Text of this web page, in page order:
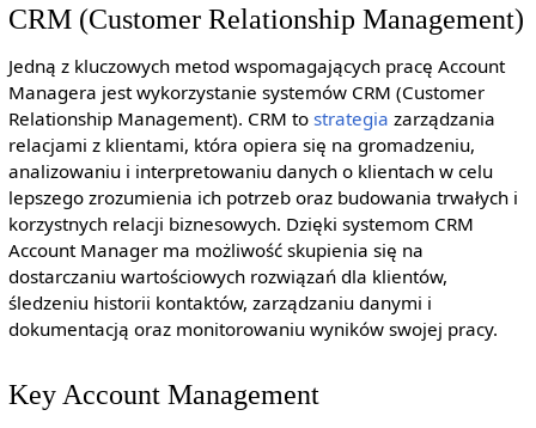
CRM (Customer Relationship Management)
Jedną z kluczowych metod wspomagających pracę Account
Managera jest wykorzystanie systemów CRM (Customer
Relationship Management). CRM to strategia zarządzania
relacjami z klientami, która opiera się na gromadzeniu,
analizowaniu i interpretowaniu danych o klientach w celu
lepszego zrozumienia ich potrzeb oraz budowania trwałych i
korzystnych relacji biznesowych. Dzięki systemom CRM
Account Manager ma możliwość skupienia się na
dostarczaniu wartościowych rozwiązań dla klientów,
śledzeniu historii kontaktów, zarządzaniu danymi i
dokumentacją oraz monitorowaniu wyników swojej pracy.
Key Account Management